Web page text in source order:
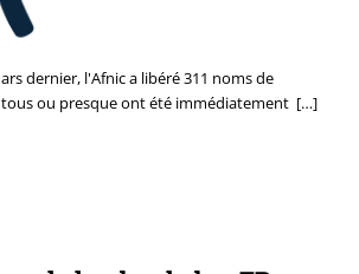
dernier, l'Afnic a libéré 311 noms de
ou presque ont été immédiatement […]